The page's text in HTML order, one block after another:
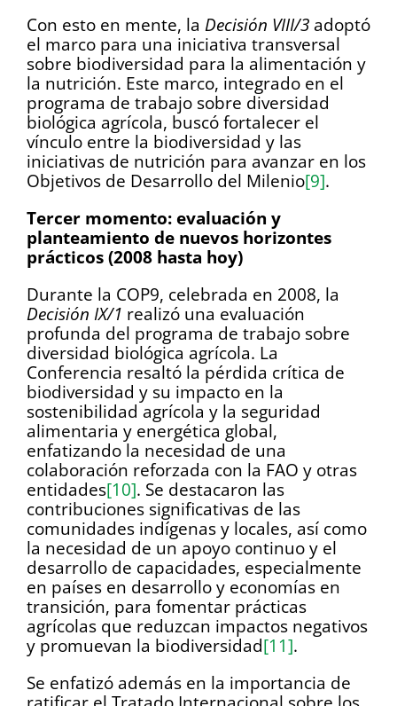
Con esto en mente, la Decisión VIII/3 adoptó
el marco para una iniciativa transversal
sobre biodiversidad para la alimentación y
la nutrición. Este marco, integrado en el
programa de trabajo sobre diversidad
biológica agrícola, buscó fortalecer el
vínculo entre la biodiversidad y las
iniciativas de nutrición para avanzar en los
Objetivos de Desarrollo del Milenio[9].
Tercer momento: evaluación y
planteamiento de nuevos horizontes
prácticos (2008 hasta hoy)
Durante la COP9, celebrada en 2008, la
Decisión IX/1 realizó una evaluación
profunda del programa de trabajo sobre
diversidad biológica agrícola. La
Conferencia resaltó la pérdida crítica de
biodiversidad y su impacto en la
sostenibilidad agrícola y la seguridad
alimentaria y energética global,
enfatizando la necesidad de una
colaboración reforzada con la FAO y otras
entidades[10]. Se destacaron las
contribuciones significativas de las
comunidades indígenas y locales, así como
la necesidad de un apoyo continuo y el
desarrollo de capacidades, especialmente
en países en desarrollo y economías en
transición, para fomentar prácticas
agrícolas que reduzcan impactos negativos
y promuevan la biodiversidad[11].
Se enfatizó además en la importancia de